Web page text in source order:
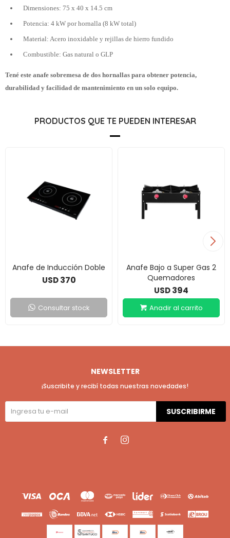
Dimensiones: 75 x 40 x 14.5 cm
Potencia: 4 kW por hornalla (8 kW total)
Material: Acero inoxidable y rejillas de hierro fundido
Combustible: Gas natural o GLP
Tené este anafe sobremesa de dos hornallas para obtener potencia,
durabilidad y facilidad de mantenimiento en un solo equipo.
PRODUCTOS QUE TE PUEDEN INTERESAR
Anafe de Inducción Doble
USD 370
Consultar stock
Anafe Bajo a Super Gas 2
Quemadores
USD394
NEWSLETTER
¡Suscribite y recibí todas nuestras novedades!
SUSCRIBIRME
 